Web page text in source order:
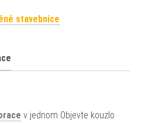
stavebnice
v jednom Objevte kouzlo